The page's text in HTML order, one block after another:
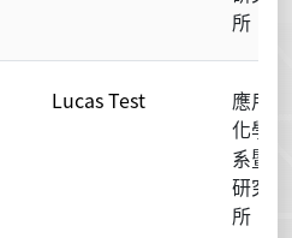
所
Lucas Test
應用
化學
系暨
研究
所